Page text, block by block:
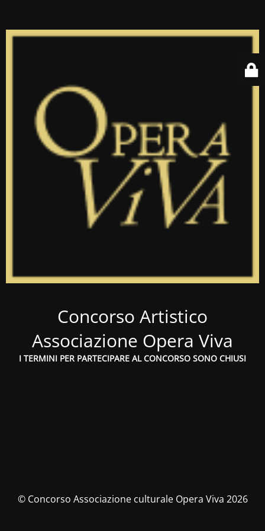
Concorso Artistico
Associazione Opera Viva
I TERMINI PER PARTECIPARE AL CONCORSO SONO CHIUSI
© Concorso Associazione culturale Opera Viva 2026